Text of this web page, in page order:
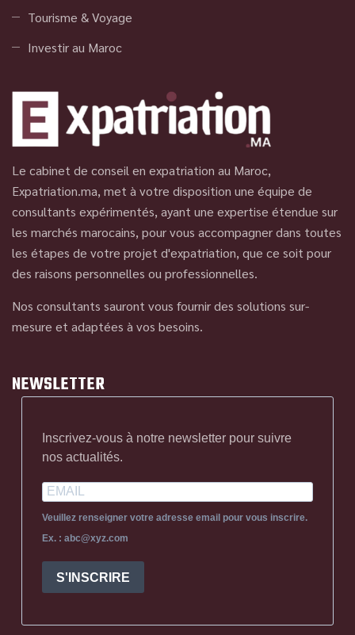
Tourisme & Voyage
Investir au Maroc
Le cabinet de conseil en expatriation au Maroc,
Expatriation.ma, met à votre disposition une équipe de
consultants expérimentés, ayant une expertise étendue sur
les marchés marocains, pour vous accompagner dans toutes
les étapes de votre projet d'expatriation, que ce soit pour
des raisons personnelles ou professionnelles.
Nos consultants sauront vous fournir des solutions sur-
mesure et adaptées à vos besoins.
NEWSLETTER
Inscrivez-vous à notre newsletter pour suivre
nos actualités.
Veuillez renseigner votre adresse email pour vous inscrire.
Ex. : abc@xyz.com
S'INSCRIRE